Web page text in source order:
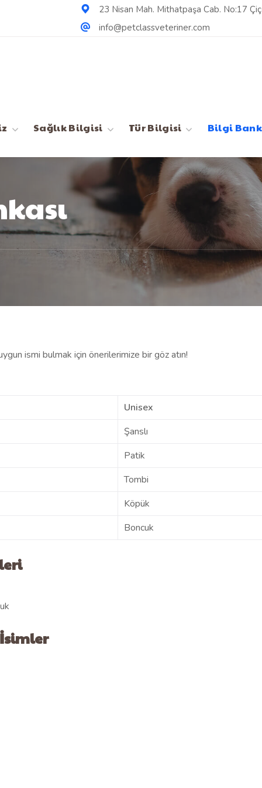
23 Nisan Mah. Mithatpaşa Cab. No:17
info@petclassveteriner.com
Sağlık Bilgisi Tür Bilgisi Bilgi
ismi bulmak için önerilerimize bir göz atın!
Unisex
Şanslı
Patik
Tombi
Köpük
Boncuk